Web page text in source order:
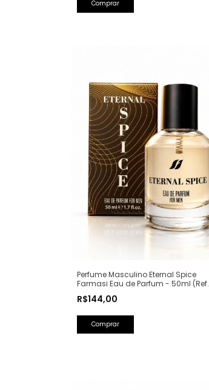
Perfume Masculino Eternal Spice
Farmasi Eau de Parfum - 50ml (Ref.
R$144,00